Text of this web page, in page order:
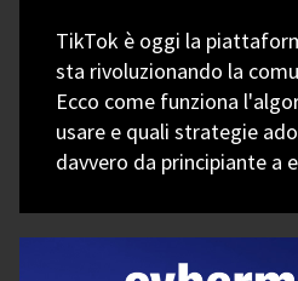
TikTok è oggi la
sta rivoluzionando la
Ecco come funziona
usare e quali strategie
davvero da principiante a